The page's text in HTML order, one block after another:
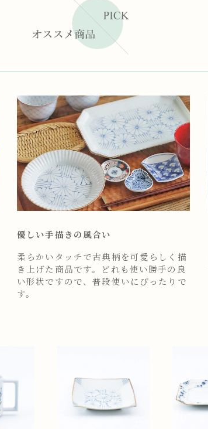
優しい手描きの風合い
柔らかいタッチで古典柄を可愛らしく描
き上げた商品です。どれも使い勝手の良
い形状ですので、普段使いにぴったりで
す。